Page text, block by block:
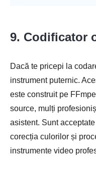
9. Codificator
Dacă te pricepi la
instrument puternic.
este construit pe
source, mulți
asistent. Sunt
corecția culorilor și
instrumente video